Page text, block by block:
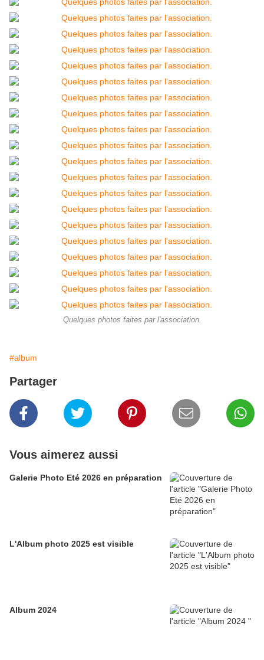
Quelques photos faites par l'association.
#album
Partager
Vous aimerez aussi
Galerie Photo Eté 2026 en préparation
L'Album photo 2025 est visible
Album 2024